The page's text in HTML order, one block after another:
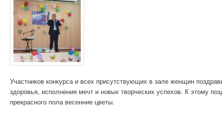
Участников конкурса и всех присутствующих в зале женщин
здоровья, исполнения мечт и новых творческих успехов. К этому
прекрасного пола весенние цветы.